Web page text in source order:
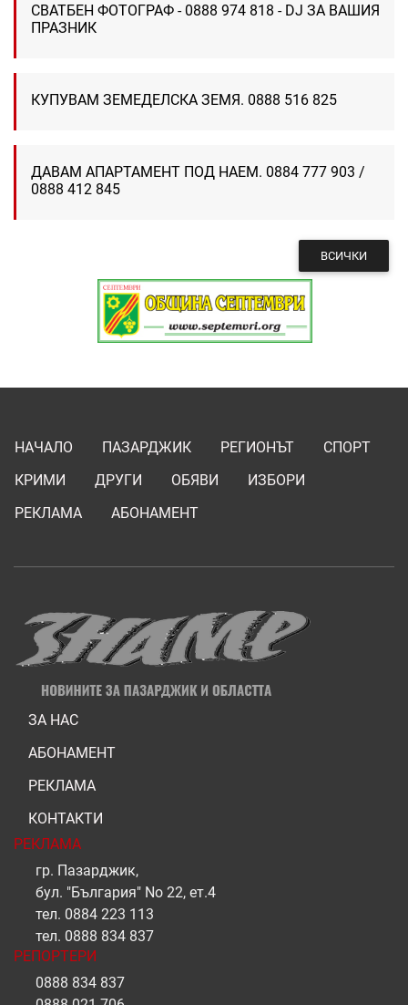
СВАТБЕН ФОТОГРАФ - 0888 974 818 - DJ ЗА ВАШИЯ
ПРАЗНИК
КУПУВАМ ЗЕМЕДЕЛСКА ЗЕМЯ. 0888 516 825
ДАВАМ АПАРТАМЕНТ ПОД НАЕМ. 0884 777 903 /
0888 412 845
ВСИЧКИ
НАЧАЛО ПАЗАРДЖИК РЕГИОНЪТ
СПОРТ
КРИМИ
ДРУГИ ОБЯВИ
ИЗБОРИ
РЕКЛАМА
АБОНАМЕНТ
ЗА НАС
АБОНАМЕНТ
РЕКЛАМА
КОНТАКТИ
РЕКЛАМА
гр. Пазарджик,
бул. "България" No 22, ет.4
тел. 0884 223 113
тел. 0888 834 837
РЕПОРТЕРИ
0888 834 837